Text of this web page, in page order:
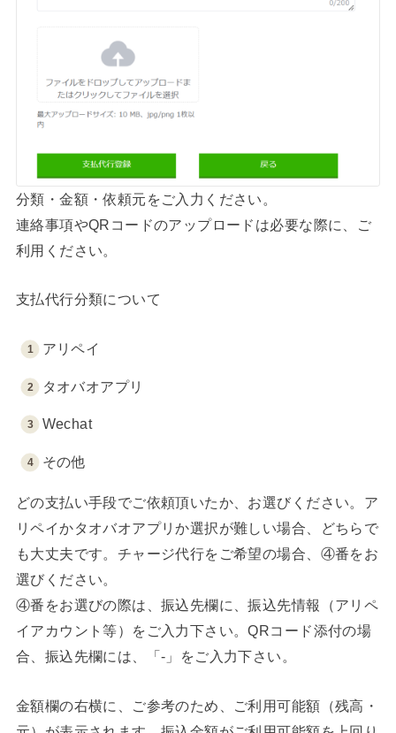
分類・金額・依頼元をご入力ください。
連絡事項やQRコードのアップロードは必要な際に、ご
利用ください。
支払代行分類について
アリペイ
タオバオアプリ
Wechat
その他
どの支払い手段でご依頼頂いたか、お選びください。ア
リペイかタオバオアプリか選択が難しい場合、どちらで
も大丈夫です。チャージ代行をご希望の場合、④番をお
選びください。
④番をお選びの際は、振込先欄に、振込先情報（アリペ
イアカウント等）をご入力下さい。QRコード添付の場
合、振込先欄には、「-」をご入力下さい。
金額欄の右横に、ご参考のため、ご利用可能額（残高・